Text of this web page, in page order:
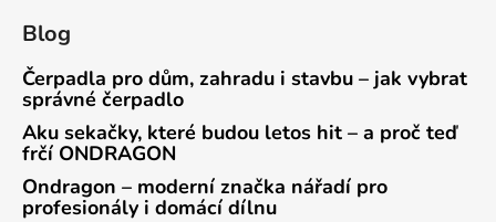
Blog
Čerpadla pro dům, zahradu i stavbu – jak vybrat
správné čerpadlo
Aku sekačky, které budou letos hit – a proč teď
frčí ONDRAGON
Ondragon – moderní značka nářadí pro
profesionály i domácí dílnu